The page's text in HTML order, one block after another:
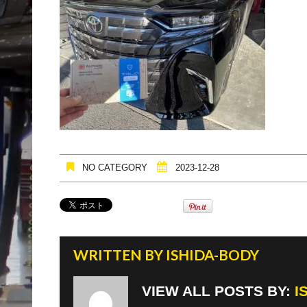
NO CATEGORY 2023-12-28
WRITTEN BY ISHIDA-BODY
VIEW ALL POSTS BY: